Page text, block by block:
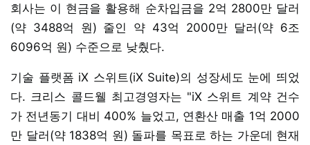
회사는 이 현금을 활용해 순차입금을 2억 2800만 달러
(약 3488억 원) 줄인 약 43억 2000만 달러(약 6조
6096억 원) 수준으로 낮췄다.
기술 플랫폼 iX 스위트(iX Suite)의 성장세도 눈에 띄었
다. 크리스 콜드웰 최고경영자는 "iX 스위트 계약 건수
가 전년동기 대비 400% 늘었고, 연환산 매출 1억 2000
만 달러(약 1838억 원) 돌파를 목표로 하는 가운데 현재